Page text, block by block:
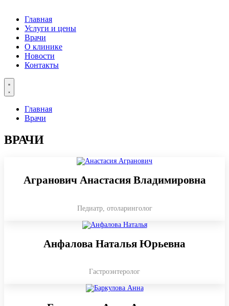
Главная
Услуги и цены
Врачи
О клинике
Новости
Контакты
Главная
Врачи
ВРАЧИ
Агранович Анастасия Владимировна
Педиатр, отоларинголог
Анфалова Наталья Юрьевна
Гастроэнтеролог